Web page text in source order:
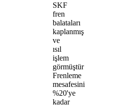
SKF
fren
balataları
kaplanmış
ve
ısıl
işlem
görmüştür
Frenleme
mesafesini
%20'ye
kadar